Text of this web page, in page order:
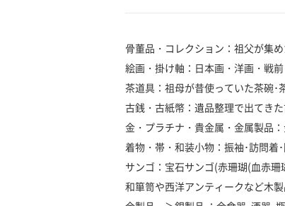
骨董品・コレクション：祖父が集
絵画・掛け軸：日本画・洋画・戦
茶道具：祖母が昔使っていた茶碗･
古銭・古紙幣：遺品整理で出てき
金・プラチナ・貴金属・金属製品
着物・帯・和装小物：振袖･訪問着
サンゴ：宝石サンゴ(赤珊瑚(血赤珊
和箪笥や西洋アンティークなど木